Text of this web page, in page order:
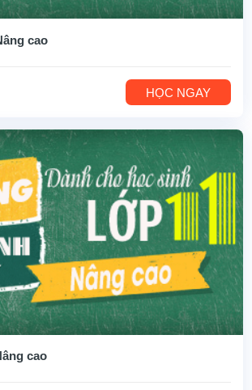
cao
HỌC NGAY
cao